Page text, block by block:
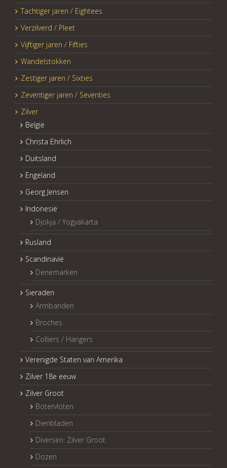
Tachtiger jaren / Eightees
Verzilverd / Pleet
Vijftiger jaren / Fifties
Wandelstokken
Zestiger jaren / Sixties
Zeventiger jaren / Seventies
Zilver
België
Christa Ehrlich
Duitsland
Engeland
Georg Jensen
Indonesië
Djokja / Yogyakarta
Rusland
Scandinavië
Denemarken
Sieraden
Armbanden
Broches
Colliers / Hangers
Verenigde Staten van Amerika
Zilver 18e eeuw
Zilver Groot
Botervloten
Dienbladen
Diversen: Zilver Groot
Dozen